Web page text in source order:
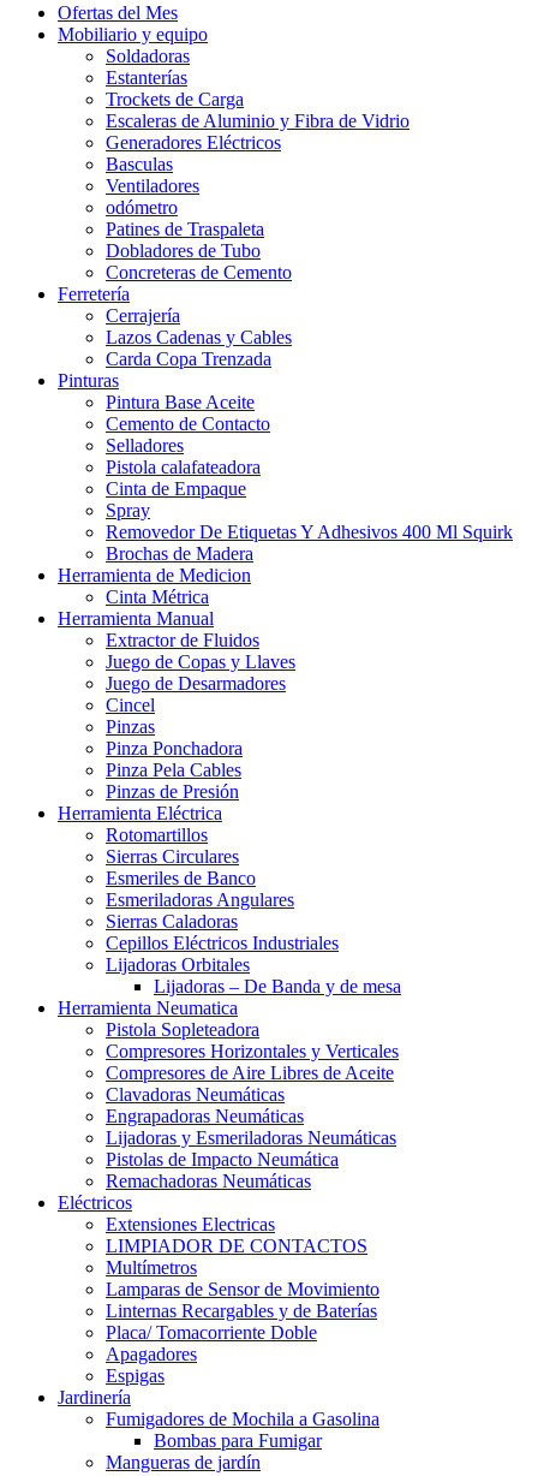
Ofertas del Mes
Mobiliario y equipo
Soldadoras
Estanterías
Trockets de Carga
Escaleras de Aluminio y Fibra de Vidrio
Generadores Eléctricos
Basculas
Ventiladores
odómetro
Patines de Traspaleta
Dobladores de Tubo
Concreteras de Cemento
Ferretería
Cerrajería
Lazos Cadenas y Cables
Carda Copa Trenzada
Pinturas
Pintura Base Aceite
Cemento de Contacto
Selladores
Pistola calafateadora
Cinta de Empaque
Spray
Removedor De Etiquetas Y Adhesivos 400 Ml Squirk
Brochas de Madera
Herramienta de Medicion
Cinta Métrica
Herramienta Manual
Extractor de Fluidos
Juego de Copas y Llaves
Juego de Desarmadores
Cincel
Pinzas
Pinza Ponchadora
Pinza Pela Cables
Pinzas de Presión
Herramienta Eléctrica
Rotomartillos
Sierras Circulares
Esmeriles de Banco
Esmeriladoras Angulares
Sierras Caladoras
Cepillos Eléctricos Industriales
Lijadoras Orbitales
Lijadoras – De Banda y de mesa
Herramienta Neumatica
Pistola Sopleteadora
Compresores Horizontales y Verticales
Compresores de Aire Libres de Aceite
Clavadoras Neumáticas
Engrapadoras Neumáticas
Lijadoras y Esmeriladoras Neumáticas
Pistolas de Impacto Neumática
Remachadoras Neumáticas
Eléctricos
Extensiones Electricas
LIMPIADOR DE CONTACTOS
Multímetros
Lamparas de Sensor de Movimiento
Linternas Recargables y de Baterías
Placa/ Tomacorriente Doble
Apagadores
Espigas
Jardinería
Fumigadores de Mochila a Gasolina
Bombas para Fumigar
Mangueras de jardín